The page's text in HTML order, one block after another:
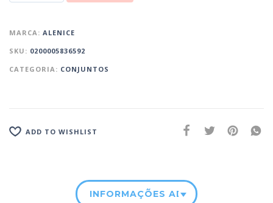
MARCA: ALENICE
SKU: 0200005836592
CATEGORIA: CONJUNTOS
ADD TO WISHLIST
INFORMAÇÕES ADICIONAIS